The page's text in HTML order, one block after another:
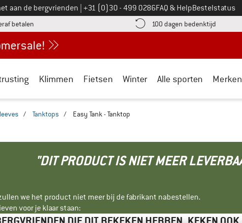
aan de bergvrienden Bel ons op
+31 (0)30 - 499 0286FAQ & HelpBestelstatus
betalen vind de betalingsinformatie hier! Opent in een infovak
100 dagen bedenktijd Vind
Klimmen Fietsen Winter Alle sporten Merken
/ Tanktops / Easy Tank - Tanktop
"DIT PRODUCT IS NIET MEER
we het product niet meer bij de fabrikant nabestellen.
voor je klaar staan: